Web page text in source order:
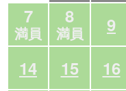
7
満員
8
満員 9
14
15 16